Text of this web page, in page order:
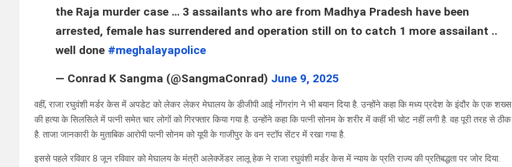
the Raja murder case … 3 assailants who are from Madhya Pradesh have been
arrested, female has surrendered and operation still on to catch 1 more assailant ..
well done #meghalayapolice
— Conrad K Sangma (@SangmaConrad) June 9, 2025
वहीं, राजा रघुवंशी मर्डर केस में अपडेट को लेकर लेकर मेघालय के डीजीपी आई नोंगरांग ने भी बयान दिया है. उन्होंने कहा कि मध्य प्रदेश के इंदौर के एक शख्स
की हत्या के सिलसिले में पत्नी समेत चार लोगों को गिरफ्तार किया गया है. उन्होंने कहा कि पत्नी सोनम के शरीर में कहीं भी चोट नहीं लगी है. वह पूरी तरह से ठीक
है. ताजा जानकारी के मुताबिक आरोपी पत्नी सोनम को यूपी के गाजीपुर के वन स्टॉप सेंटर में रखा गया है.
इससे पहले रविवार 8 जून रविवार को मेघालय के मंत्री अलेक्जेंडर लालू हेक ने राजा रघुवंशी मर्डर केस में न्याय के प्रति राज्य की प्रतिबद्धता पर जोर दिया.